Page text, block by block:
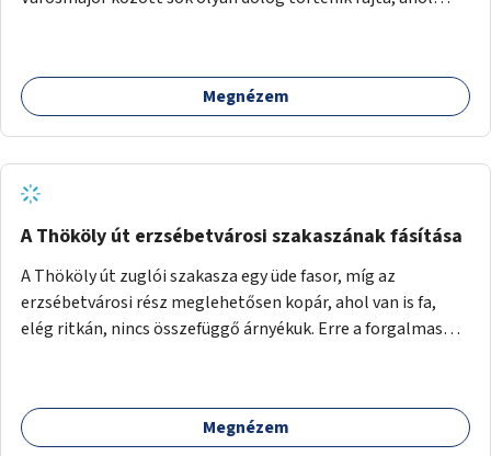
ötletem az, hogy ezt a szakaszt egy oktató jellegű,
bemutató kerékpárúttá varázsoljuk, ahol a gyerekek a valós
sok gyerekkel közlekedő szülőt látni nap, mint, nap, sok az
iskola, óvoda a környéken. Dupla kitáblázásokkal,
fényvisszaverős táblákkal, az aszfalt erősebb színre
ötletet.
Megnézem
A Thököly út erzsébetvárosi szakaszának fásítása
A Thököly út zuglói szakasza egy üde fasor, míg az
erzsébetvárosi rész meglehetősen kopár, ahol van is fa,
elég ritkán, nincs összefüggő árnyékuk. Erre a forgalmas
szükség.
Megnézem